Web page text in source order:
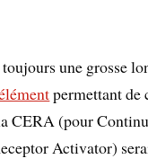
une grosse
permettant de
CERA (pour
Activator)